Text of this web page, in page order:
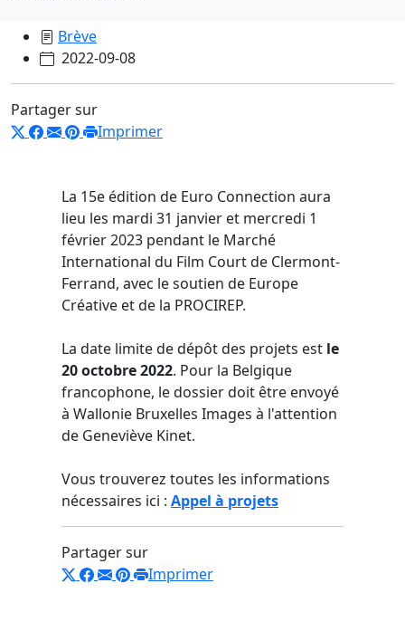
Brève
2022-09-08
Partager sur
Imprimer
La 15e édition de Euro Connection aura
lieu les mardi 31 janvier et mercredi 1
février 2023 pendant le Marché
International du Film Court de Clermont-
Ferrand, avec le soutien de Europe
Créative et de la PROCIREP.
La date limite de dépôt des projets est le
20 octobre 2022. Pour la Belgique
francophone, le dossier doit être envoyé
à Wallonie Bruxelles Images à l'attention
de Geneviève Kinet.
Vous trouverez toutes les informations
nécessaires ici : Appel à projets
Partager sur
Imprimer